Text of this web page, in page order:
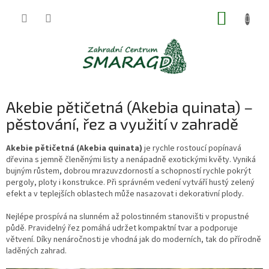
Akebie pětičetná (Akebia quinata) –
pěstování, řez a využití v zahradě
Akebie pětičetná (Akebia quinata) je rychle rostoucí popínavá
dřevina s jemně členěnými listy a nenápadně exotickými květy. Vyniká
bujným růstem, dobrou mrazuvzdorností a schopností rychle pokrýt
pergoly, ploty i konstrukce. Při správném vedení vytváří hustý zelený
efekt a v teplejších oblastech může nasazovat i dekorativní plody.
Nejlépe prospívá na slunném až polostinném stanovišti v propustné
půdě. Pravidelný řez pomáhá udržet kompaktní tvar a podporuje
větvení. Díky nenáročnosti je vhodná jak do moderních, tak do přírodně
laděných zahrad.